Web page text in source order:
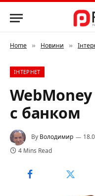
Home » Новини »
ІНТЕРНЕТ
с банком
By Володимир
4 Mins Read